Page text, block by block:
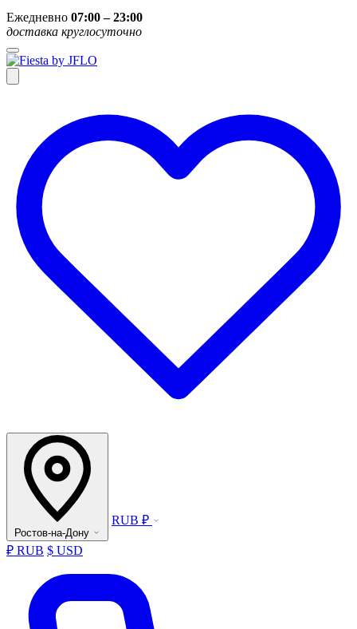
Ежедневно 07:00 – 23:00
доставка круглосуточно
Ростов-на-Дону
RUB ₽
₽ RUB $ USD